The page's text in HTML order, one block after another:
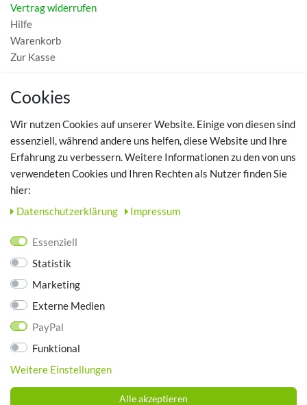
Vertrag widerrufen
Hilfe
Warenkorb
Zur Kasse
MEIN KONTO
TOP SCHUHTHEMEN
Hausschuhe - Bequeme Schuhe für zuhause
Datenschutz
AGB
Impressum
ZAHLUNGSARTEN
Cookies
Wir nutzen Cookies auf unserer Website. Einige von diesen sind
essenziell, während andere uns helfen, diese Website und Ihre
Erfahrung zu verbessern. Weitere Informationen zu den von uns
verwendeten Cookies und Ihren Rechten als Nutzer finden Sie
hier:
Daten­schutz­erklärung
Impressum
Essenziell
Statistik
Marketing
Externe Medien
PayPal
Funktional
Weitere Einstellungen
Alle akzeptieren